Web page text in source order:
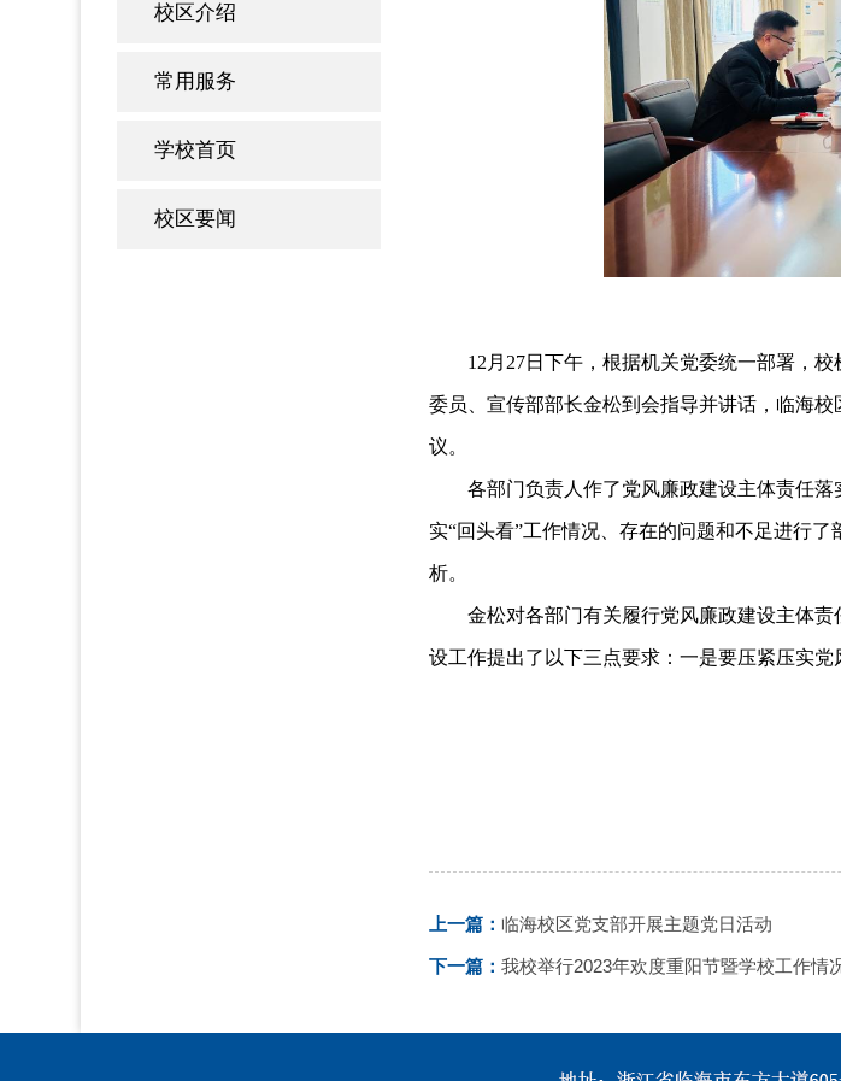
校区介绍
常用服务
学校首页
校区要闻
12 月 27日下午，根据机关党委统一部署，
委员、宣传部部长金松到会指导并讲话，临海
议。
各部门负责人作了党风廉政建设主体责任
实“回头看”工作情况、存在的问题和不足进行
析。
金松对各部门有关履行党风廉政建设主体
设工作提出了以下三点要求：一是要压紧压实
上一篇： 临海校区党支部开展主题党日活动
下一篇： 我校举行2023年欢度重阳节暨学校工作情